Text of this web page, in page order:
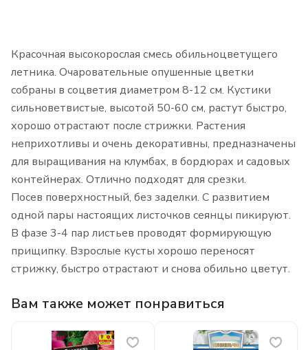
Красочная высокорослая смесь обильноцветущего
летника. Очаровательные опушенные цветки
собраны в соцветия диаметром 8-12 см. Кустики
сильноветвистые, высотой 50-60 см, растут быстро,
хорошо отрастают после стрижки. Растения
неприхотливы и очень декоративны, предназначены
для выращивания на клумбах, в бордюрах и садовых
контейнерах. Отлично подходят для срезки.
Посев поверхностный, без заделки. С развитием
одной пары настоящих листочков сеянцы пикируют.
В фазе 3-4 пар листьев проводят формирующую
прищипку. Взрослые кусты хорошо переносят
стрижку, быстро отрастают и снова обильно цветут.
Вам также может понравиться